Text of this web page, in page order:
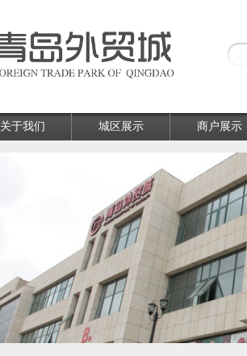
关于我们 城区展示 商户展示